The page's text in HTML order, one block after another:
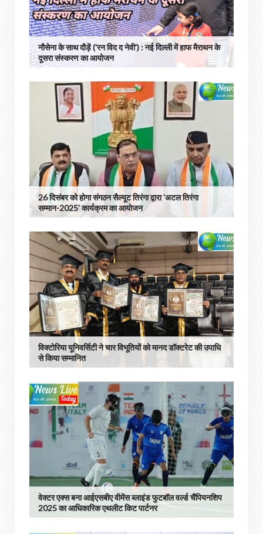
नौसेना के साथ दौड़ें ('रन विद द नेवी') : नई दिल्ली में हाफ मैराथन के
दूसरा संस्करण का आयोजन
26 दिसंबर को होगा संगठन सैल्यूट तिरंगा द्वारा 'अटल तिरंगा
सम्मान-2025' कार्यक्रम का आयोजन
विक्टोरिया यूनिवर्सिटी ने चार विभूतियों को मानद डॉक्टरेट की उपाधि
से किया सम्मानित
वेक्टर एक्स बना आईएसबीए वीमेंस ब्लाइंड फुटबॉल वर्ल्ड चैंपियनशिप
2025 का आधिकारिक एथलीट किट पार्टनर